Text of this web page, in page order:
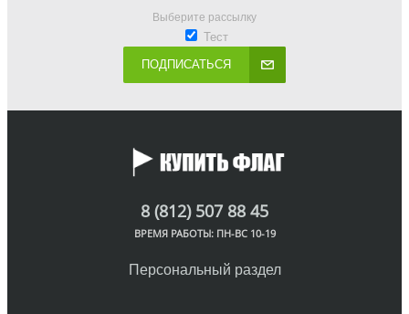
Выберите рассылку
Тест
ПОДПИСАТЬСЯ
8 (812) 507 88 45
ВРЕМЯ РАБОТЫ: ПН-ВС 10-19
Персональный раздел